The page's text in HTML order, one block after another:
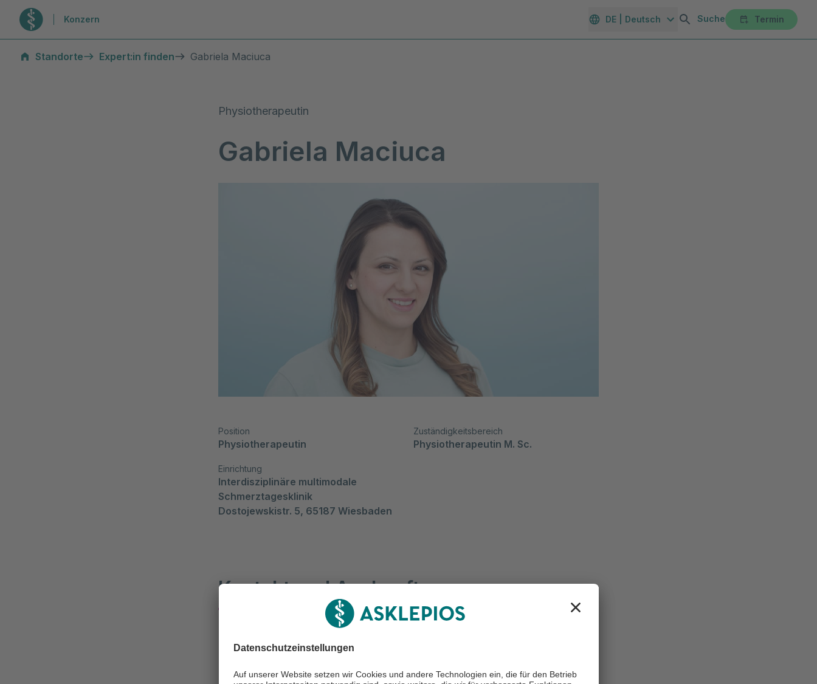
Zur Startseite
Konzern DE | Deutsch Suche Termin
Standorte
Expert:in finden Gabriela Maciuca
Physiotherapeutin
Gabriela Maciuca
Position
Physiotherapeutin
Zuständigkeitsbereich
Physiotherapeutin M. Sc.
Einrichtung
Interdisziplinäre multimodale
Schmerztagesklinik
Dostojewskistr. 5, 65187 Wiesbaden
Kontakt und Auskunft